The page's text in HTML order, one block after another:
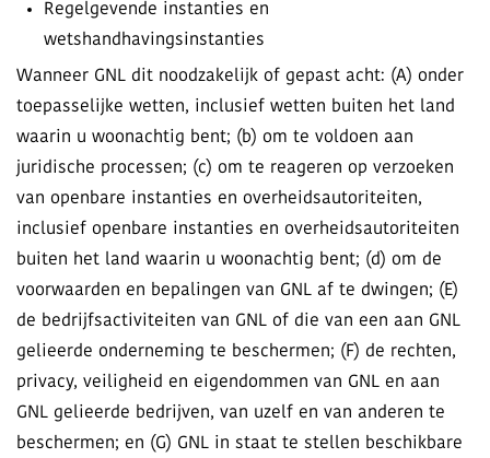
Regelgevende instanties en
wetshandhavingsinstanties
Wanneer GNL dit noodzakelijk of gepast acht: (A) onder
toepasselijke wetten, inclusief wetten buiten het land
waarin u woonachtig bent; (b) om te voldoen aan
juridische processen; (c) om te reageren op verzoeken
van openbare instanties en overheidsautoriteiten,
inclusief openbare instanties en overheidsautoriteiten
buiten het land waarin u woonachtig bent; (d) om de
voorwaarden en bepalingen van GNL af te dwingen; (E)
de bedrijfsactiviteiten van GNL of die van een aan GNL
gelieerde onderneming te beschermen; (F) de rechten,
privacy, veiligheid en eigendommen van GNL en aan
GNL gelieerde bedrijven, van uzelf en van anderen te
beschermen; en (G) GNL in staat te stellen beschikbare